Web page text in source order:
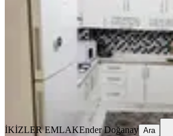
Yeşilyurt, Çukurdere
2+1·120 m²·3. Kat·
18.000 ₺
İKİZLER EMLAKEnder Doğanay
İKİZLER EMLAKEnder Doğanay Ara